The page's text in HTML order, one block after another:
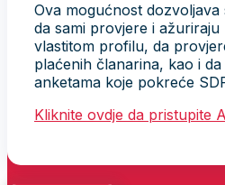
Ova mogućnost dozvoljava
da sami provjere i ažuriraju
vlastitom profilu, da
plaćenih članarina, kao i
anketama koje pokreće
Kliknite ovdje da pristupite